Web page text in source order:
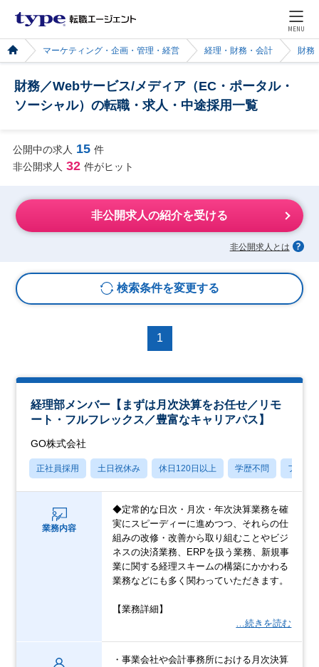
MENU
マーケティング・企画・管理・経営 経理・財務・会計 財務
財務／Webサービス/メディア（EC・ポータル・
ソーシャル）の転職・求人・中途採用一覧
公開中の求人 15 件
非公開求人 32 件がヒット
非公開求人の紹介を受ける
非公開求人とは
検索条件を変更する
1
経理部メンバー【まずは月次決算をお任せ／リモ
ート・フルフレックス／豊富なキャリアパス】
GO株式会社
正社員採用 土日祝休み 休日120日以上 学歴不問 フレッ
業務内容
◆定常的な日次・月次・年次決算業務を確
実にスピーディーに進めつつ、それらの仕
組みの改修・改善から取り組むことやビジ
ネスの決済業務、ERPを扱う業務、新規事
業に関する経理スキームの構築にかかわる
業務などにも多く関わっていただきます。
【業務詳細】
…続きを読む
・事業会社や会計事務所における月次決算